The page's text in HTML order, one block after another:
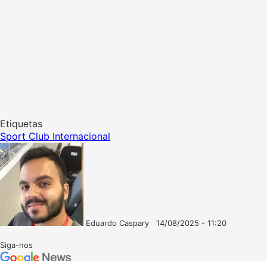
Etiquetas
Sport Club Internacional
Eduardo Caspary
14/08/2025 - 11:20
Siga-nos